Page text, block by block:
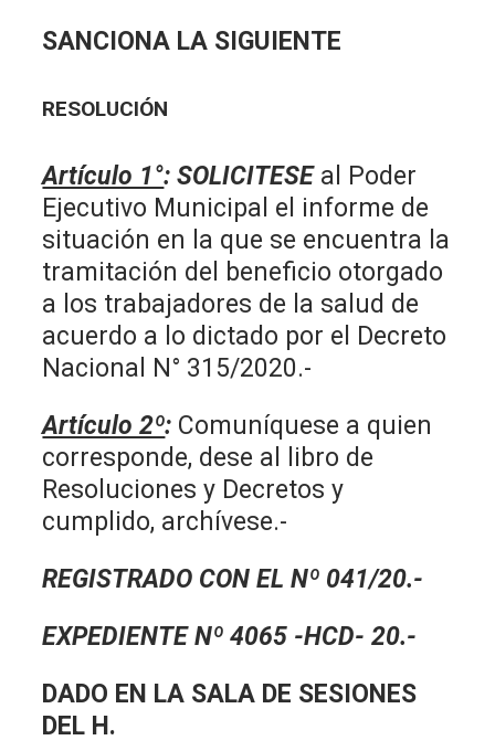
SANCIONA LA SIGUIENTE
RESOLUCIÓN
Artículo 1°:SOLICITESEal Poder
Ejecutivo Municipal el informe de
situación en la que se encuentra la
tramitación del beneficio otorgado
a los trabajadores de la salud de
acuerdo a lo dictado por el Decreto
Nacional N° 315/2020.-
Artículo 2º: Comuníquese a quien
corresponde, dese al libro de
Resoluciones y Decretos y
cumplido, archívese.-
REGISTRADO CON EL Nº 041/20.-
EXPEDIENTE Nº 4065 -HCD- 20.-
DADO EN LA SALA DE SESIONES
DEL H.